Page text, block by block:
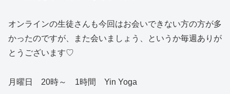
オンラインの生徒さんも今回はお会いできない方の方が多
かったのですが、また会いましょう、というか毎週ありが
とうございます♡
月曜日 20時～ 1時間 Yin Yoga